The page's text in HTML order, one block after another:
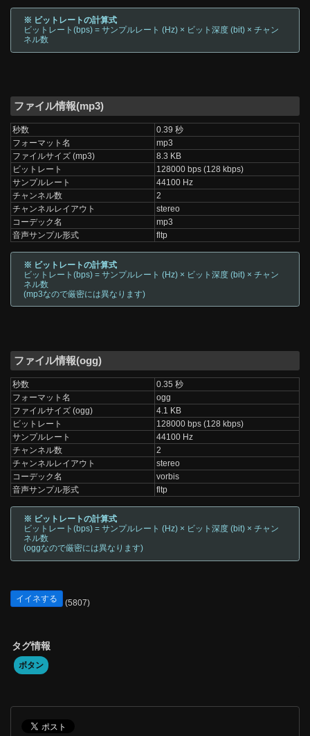
※ ビットレートの計算式
ビットレート(bps) = サンプルレート (Hz) × ビット深度 (bit) × チャン
ネル数
ファイル情報(mp3)
秒数
0.39 秒
フォーマット名
mp3
ファイルサイズ (mp3)
8.3 KB
ビットレート
128000 bps (128 kbps)
サンプルレート
44100 Hz
チャンネル数
2
チャンネルレイアウト
stereo
コーデック名
mp3
音声サンプル形式
fltp
※ ビットレートの計算式
ビットレート(bps) = サンプルレート (Hz) × ビット深度 (bit) × チャン
ネル数
(mp3なので厳密には異なります)
ファイル情報(ogg)
秒数
0.35 秒
フォーマット名
ogg
ファイルサイズ (ogg)
4.1 KB
ビットレート
128000 bps (128 kbps)
サンプルレート
44100 Hz
チャンネル数
2
チャンネルレイアウト
stereo
コーデック名
vorbis
音声サンプル形式
fltp
※ ビットレートの計算式
ビットレート(bps) = サンプルレート (Hz) × ビット深度 (bit) × チャン
ネル数
(oggなので厳密には異なります)
イイネする (5807)
タグ情報
ボタン